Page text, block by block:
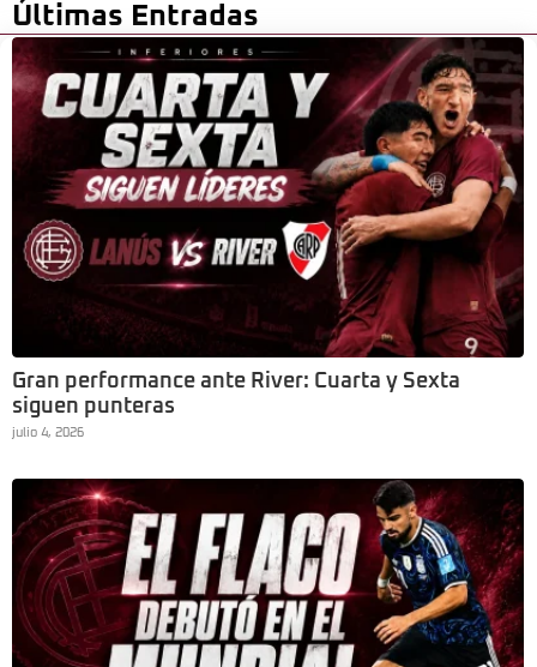
Últimas Entradas
Gran performance ante River: Cuarta y Sexta
siguen punteras
julio 4, 2026